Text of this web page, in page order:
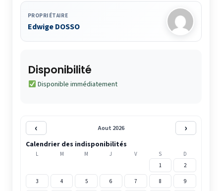
PROPRIÉTAIRE
Edwige DOSSO
Disponibilité
Disponible immédiatement
‹ Aout 2026 ›
Calendrier des indisponibilités
L M M J V S
D
1
2
3 4 5 6 7 8 9